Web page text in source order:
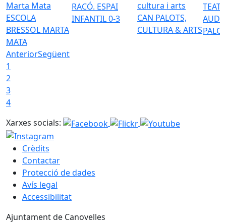
ESCOLA
BRESSOL MARTA
MATA
RACÓ. ESPAI
INFANTIL 0-3
CAN PALOTS,
CULTURA & ARTS
AnteriorSegüent
1
2
3
4
Xarxes socials:
Crèdits
Contactar
Protecció de dades
Avís legal
Accessibilitat
Ajuntament de Canovelles